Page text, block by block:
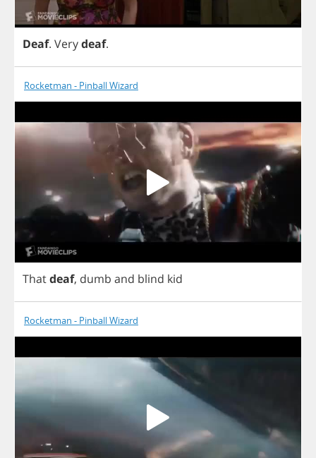
Deaf. Verydeaf.
Rocketman - Pinball Wizard
Thatdeaf, dumb and blind kid
Rocketman - Pinball Wizard